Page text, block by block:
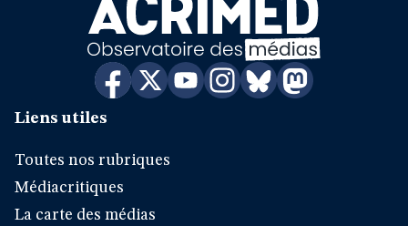
Liens utiles
Toutes nos rubriques
Médiacritiques
La carte des médias